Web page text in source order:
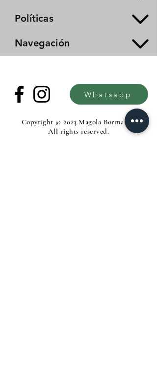
Políticas
Navegación
Whatsapp
Copyright © 2023 Magola Borman®.
All rights reserved.